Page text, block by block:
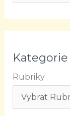
Kategorie
Rubriky